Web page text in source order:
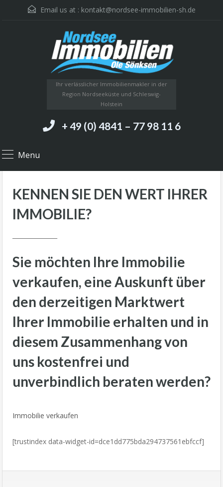
Email us at : kontakt@nordsee-immobilien-sh.de
Ihr verlässlicher Immobilienmakler in der
Region Nordseeküste und Schleswig-
Holstein
+ 49 (0) 4841 – 77 98 11 6
Menu
KENNEN SIE DEN WERT IHRER
IMMOBILIE?
Sie möchten Ihre Immobilie
verkaufen, eine Auskunft über
den derzeitigen Marktwert
Ihrer Immobilie erhalten und in
diesem Zusammenhang von
uns kostenfrei und
unverbindlich beraten werden?
Immobilie verkaufen
[trustindex data-widget-id=dce1dd775bda294737561ebfccf]